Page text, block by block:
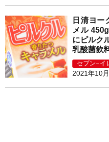
日清ヨー
メル
にピルク
乳酸菌飲
セブン−イ
2021年10